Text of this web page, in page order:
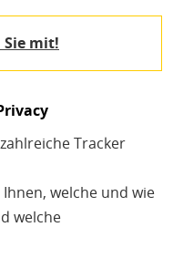
mit!
Tracker
Ihnen, welche und wie
welche